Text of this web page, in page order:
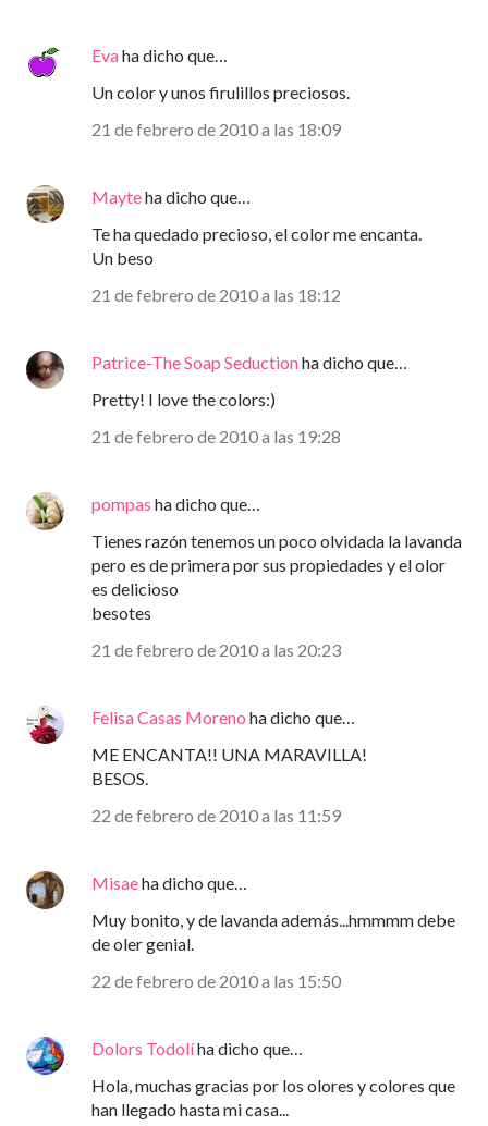
Evaha dicho que…
Un color y unos firulillos preciosos.
21 de febrero de 2010 a las 18:09
Mayteha dicho que…
Te ha quedado precioso, el color me encanta.
Un beso
21 de febrero de 2010 a las 18:12
Patrice-The Soap Seductionha dicho que…
Pretty! I love the colors:)
21 de febrero de 2010 a las 19:28
pompas ha dicho que…
Tienes razón tenemos un poco olvidada la lavanda
pero es de primera por sus propiedades y el olor
es delicioso
besotes
21 de febrero de 2010 a las 20:23
Felisa Casas Moreno ha dicho que…
ME ENCANTA!! UNA MARAVILLA!
BESOS.
22 de febrero de 2010 a las 11:59
Misaeha dicho que…
Muy bonito, y de lavanda además...hmmmm debe
de oler genial.
22 de febrero de 2010 a las 15:50
Dolors Todolíha dicho que…
Hola, muchas gracias por los olores y colores que
han llegado hasta mi casa...